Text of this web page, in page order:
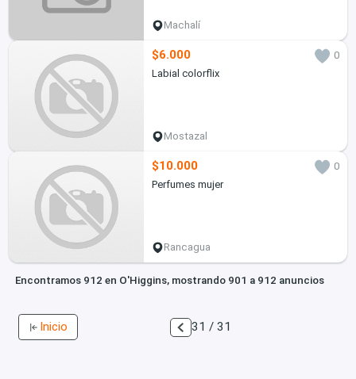
Machalí
$6.000
0
Labial colorflix
Mostazal
$10.000
0
Perfumes mujer
Rancagua
Encontramos 912 en O'Higgins, mostrando 901 a 912 anuncios
Inicio 31 / 31